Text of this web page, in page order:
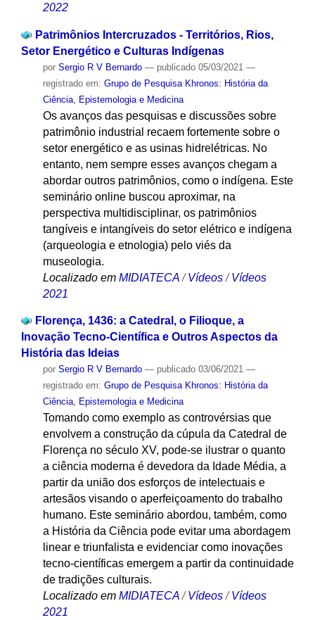
2022
Patrimônios Intercruzados - Territórios, Rios,
Setor Energético e Culturas Indígenas
por Sergio R V Bernardo — publicado05/03/2021 —
registrado em: Grupo de Pesquisa Khronos: História da
Ciência, Epistemologia e Medicina
Os avanços das pesquisas e discussões sobre
patrimônio industrial recaem fortemente sobre o
setor energético e as usinas hidrelétricas. No
entanto, nem sempre esses avanços chegam a
abordar outros patrimônios, como o indígena. Este
seminário online buscou aproximar, na
perspectiva multidisciplinar, os patrimônios
tangíveis e intangíveis do setor elétrico e indígena
(arqueologia e etnologia) pelo viés da
museologia.
Localizado em MIDIATECA /Vídeos /Vídeos
2021
Florença, 1436: a Catedral, o Filioque, a
Inovação Tecno-Científica e Outros Aspectos da
História das Ideias
por Sergio R V Bernardo — publicado03/06/2021 —
registrado em: Grupo de Pesquisa Khronos: História da
Ciência, Epistemologia e Medicina
Tomando como exemplo as controvérsias que
envolvem a construção da cúpula da Catedral de
Florença no século XV, pode-se ilustrar o quanto
a ciência moderna é devedora da Idade Média, a
partir da união dos esforços de intelectuais e
artesãos visando o aperfeiçoamento do trabalho
humano. Este seminário abordou, também, como
a História da Ciência pode evitar uma abordagem
linear e triunfalista e evidenciar como inovações
tecno-científicas emergem a partir da continuidade
de tradições culturais.
Localizado em MIDIATECA / Vídeos / Vídeos
2021